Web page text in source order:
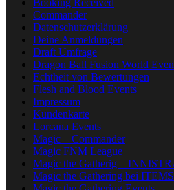
Booking Received
Commander
Datenschutzerklärung
Deine Anmeldungen
Draft Umfrage
Dragon Ball Fusion World
Echtheit von Bewertungen
Flesh and Blood Events
Impressum
Kundenkarte
Lorcana Events
Magic – Commander
Magic FNM League
Magic the Gatherig –
Magic the Gathering bei